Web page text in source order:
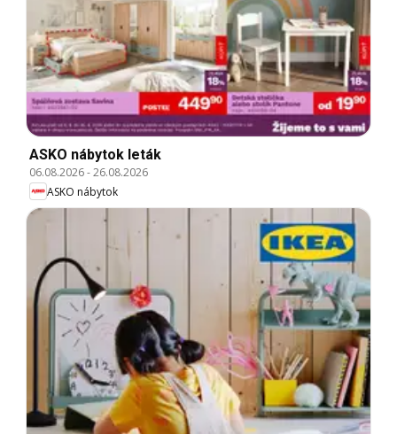
ASKO nábytok leták
06.08.2026-26.08.2026
ASKO nábytok